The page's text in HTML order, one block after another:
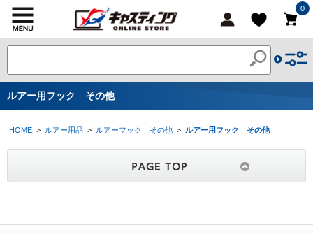
0
ルアー用フック その他
HOME > ルアー用品 > ルアーフック その他 > ルアー用フック その他